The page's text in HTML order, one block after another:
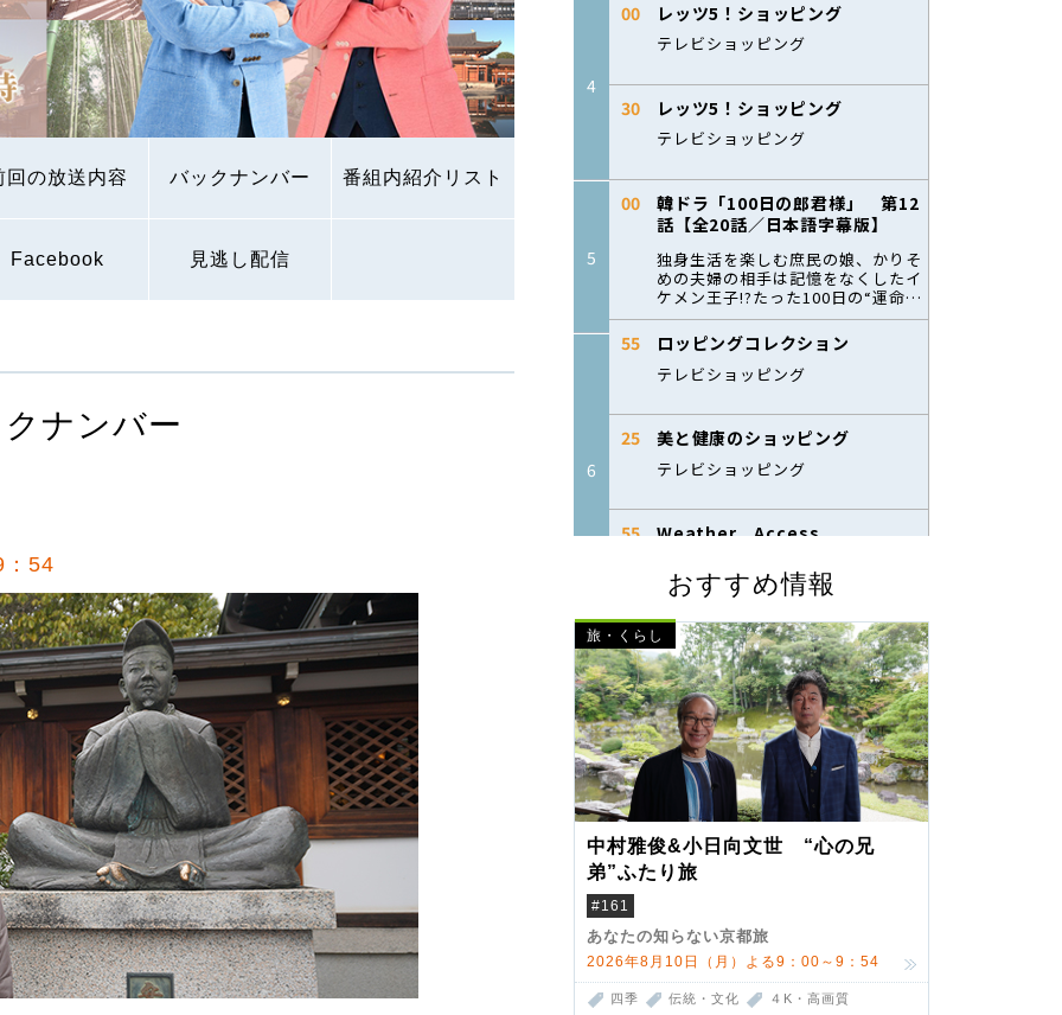
回の放送内容 バックナンバー 番組内紹介リスト
Facebook 見逃し配信
おすすめ情報
旅・くらし
中村雅俊&小日向文世 “心の兄
弟”ふたり旅
#161
あなたの知らない京都旅
2026年8月10日（月）よる9：00～9：54
四季 伝統・文化 ４K・高画質
ナンバー
：54